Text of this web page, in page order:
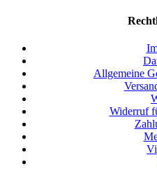
Allgemeine
Widerruf